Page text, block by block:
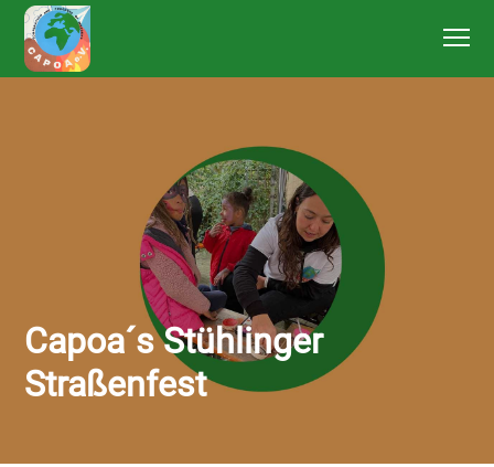
Capoa´s Stühlinger
Straßenfest